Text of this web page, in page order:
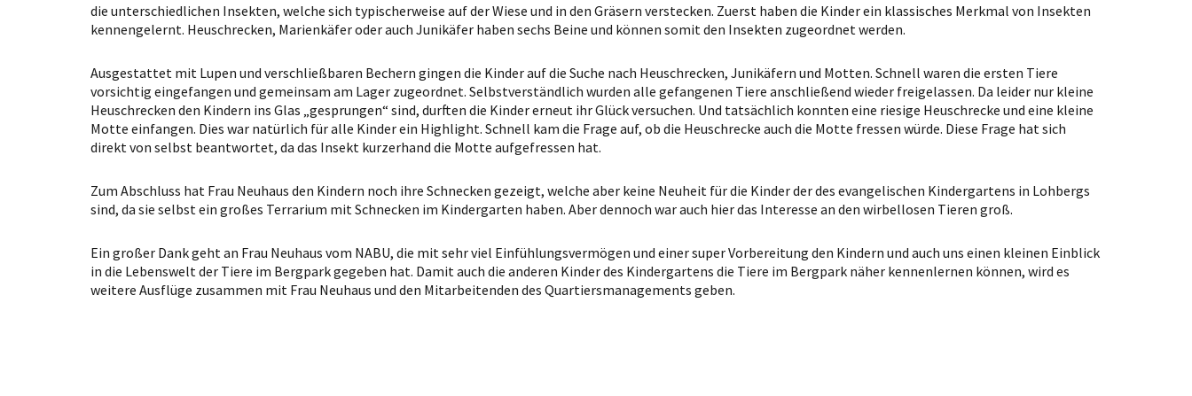
die unterschiedlichen Insekten, welche sich typischerweise auf der Wiese und in den Gräsern verstecken. Zuerst haben die Kinder ein klassisches Merkmal von Insekten
kennengelernt. Heuschrecken, Marienkäfer oder auch Junikäfer haben sechs Beine und können somit den Insekten zugeordnet werden.
Ausgestattet mit Lupen und verschließbaren Bechern gingen die Kinder auf die Suche nach Heuschrecken, Junikäfern und Motten. Schnell waren die ersten Tiere
vorsichtig eingefangen und gemeinsam am Lager zugeordnet. Selbstverständlich wurden alle gefangenen Tiere anschließend wieder freigelassen. Da leider nur kleine
Heuschrecken den Kindern ins Glas „gesprungen“ sind, durften die Kinder erneut ihr Glück versuchen. Und tatsächlich konnten eine riesige Heuschrecke und eine kleine
Motte einfangen. Dies war natürlich für alle Kinder ein Highlight. Schnell kam die Frage auf, ob die Heuschrecke auch die Motte fressen würde. Diese Frage hat sich
direkt von selbst beantwortet, da das Insekt kurzerhand die Motte aufgefressen hat.
Zum Abschluss hat Frau Neuhaus den Kindern noch ihre Schnecken gezeigt, welche aber keine Neuheit für die Kinder der des evangelischen Kindergartens in Lohbergs
sind, da sie selbst ein großes Terrarium mit Schnecken im Kindergarten haben. Aber dennoch war auch hier das Interesse an den wirbellosen Tieren groß.
Ein großer Dank geht an Frau Neuhaus vom NABU, die mit sehr viel Einfühlungsvermögen und einer super Vorbereitung den Kindern und auch uns einen kleinen Einblick
in die Lebenswelt der Tiere im Bergpark gegeben hat. Damit auch die anderen Kinder des Kindergartens die Tiere im Bergpark näher kennenlernen können, wird es
weitere Ausflüge zusammen mit Frau Neuhaus und den Mitarbeitenden des Quartiersmanagements geben.